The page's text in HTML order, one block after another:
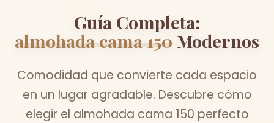
Guía Completa:
almohada cama 150 Modernos
Comodidad que convierte cada espacio
en un lugar agradable. Descubre cómo
elegir el almohada cama 150 perfecto